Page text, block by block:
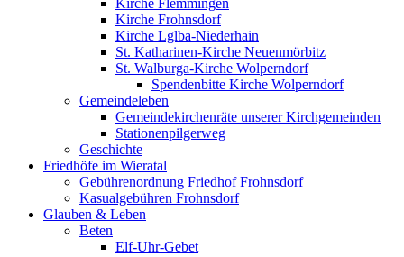
Kirche Flemmingen
Kirche Frohnsdorf
Kirche Lglba-Niederhain
St. Katharinen-Kirche Neuenmörbitz
St. Walburga-Kirche Wolperndorf
Spendenbitte Kirche Wolperndorf
Gemeindeleben
Gemeindekirchenräte unserer Kirchgemeinden
Stationenpilgerweg
Geschichte
Friedhöfe im Wieratal
Gebührenordnung Friedhof Frohnsdorf
Kasualgebühren Frohnsdorf
Glauben & Leben
Beten
Elf-Uhr-Gebet